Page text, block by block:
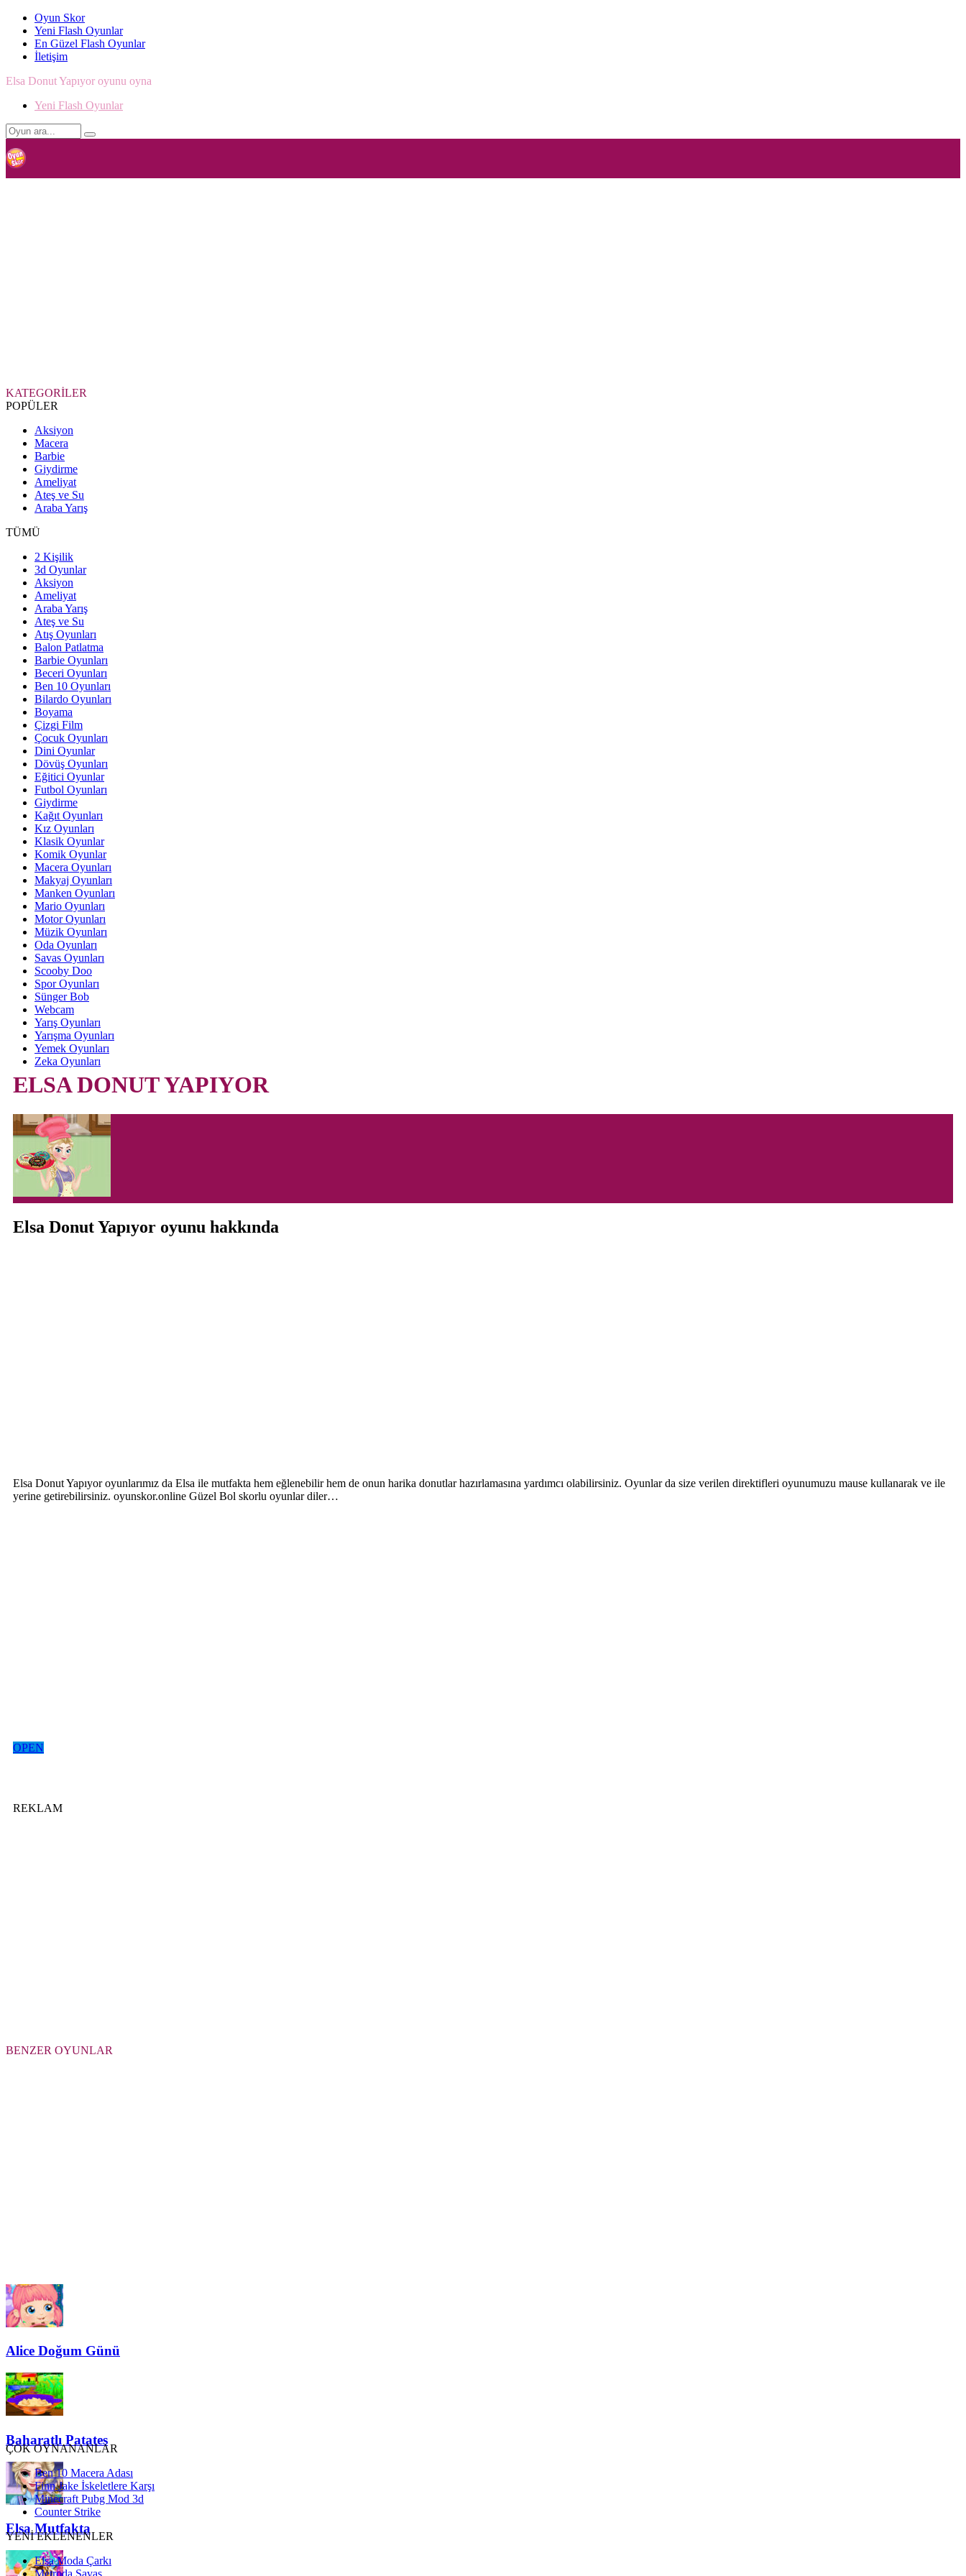
Oyun Skor
Yeni Flash Oyunlar
En Güzel Flash Oyunlar
İletişim
Elsa Donut Yapıyor oyunu oyna
Yeni Flash Oyunlar
KATEGORİLER
POPÜLER
Aksiyon
Macera
Barbie
Giydirme
Ameliyat
Ateş ve Su
Araba Yarış
TÜMÜ
2 Kişilik
3d Oyunlar
Aksiyon
Ameliyat
Araba Yarış
Ateş ve Su
Atış Oyunları
Balon Patlatma
Barbie Oyunları
Beceri Oyunları
Ben 10 Oyunları
Bilardo Oyunları
Boyama
Çizgi Film
Çocuk Oyunları
Dini Oyunlar
Dövüş Oyunları
Eğitici Oyunlar
Futbol Oyunları
Giydirme
Kağıt Oyunları
Kız Oyunları
Klasik Oyunlar
Komik Oyunlar
Macera Oyunları
Makyaj Oyunları
Manken Oyunları
Mario Oyunları
Motor Oyunları
Müzik Oyunları
Oda Oyunları
Savas Oyunları
Scooby Doo
Spor Oyunları
Sünger Bob
Webcam
Yarış Oyunları
Yarışma Oyunları
Yemek Oyunları
Zeka Oyunları
ELSA DONUT YAPIYOR
Elsa Donut Yapıyor oyunu hakkında
Elsa Donut Yapıyor oyunlarımız da Elsa ile mutfakta hem eğlenebilir hem de onun harika donutlar hazırlamasına yardımcı olabilirsiniz. Oyunlar da size verilen direktifleri oyunumuzu mause kullanarak ve ile
yerine getirebilirsiniz. oyunskor.online Güzel Bol skorlu oyunlar diler…
OPEN
REKLAM
BENZER OYUNLAR
Alice Doğum Günü
Baharatlı Patates
Elsa Mutfakta
ÇOK OYNANANLAR
Ben 10 Macera Adası
Finn Jake İskeletlere Karşı
Minecraft Pubg Mod 3d
Counter Strike
YENİ EKLENENLER
Elsa Moda Çarkı
Metroda Savaş